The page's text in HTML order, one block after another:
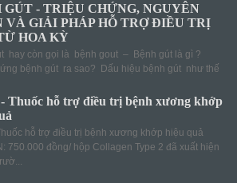
GÚT - TRIỆU CHỨNG, NGUYÊN
VÀ GIẢI PHÁP HỖ TRỢ ĐIỀU TRỊ
HOA KỲ
hay còn gọi là bệnh gout – Bệnh gút là gì ?
bệnh gút ra sao? Dấu hiệu bệnh gút như thế
Thuốc hỗ trợ điều trị bệnh xương khớp
hỗ trợ điều trị bệnh xương khớp hiệu quả
750.000 đồng/ hộp Collagen Type 2 đã xuất hiện